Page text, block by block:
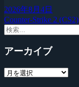
2026年8月4日
Counter-Strike 2 (CS2)
アーカイブ